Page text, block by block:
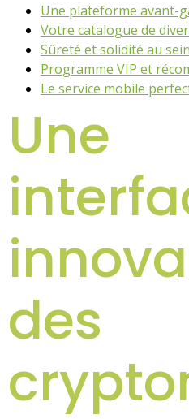
Une plateforme avant-
Votre catalogue de
Sûreté et solidité au
Programme VIP et
Le service mobile
Une
des